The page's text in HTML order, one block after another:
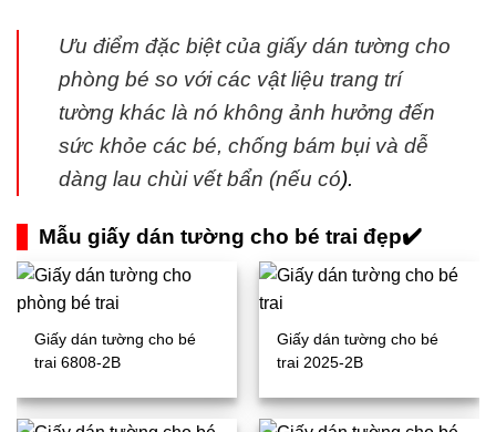
Ưu điểm đặc biệt của giấy dán tường cho
phòng bé so với các vật liệu trang trí
tường khác là nó không ảnh hưởng đến
sức khỏe các bé, chống bám bụi và dễ
dàng lau chùi vết bẩn (nếu có).
Mẫu giấy dán tường cho bé trai đẹp✔️
Giấy dán tường cho bé
trai 6808-2B
Giấy dán tường cho bé
trai 2025-2B